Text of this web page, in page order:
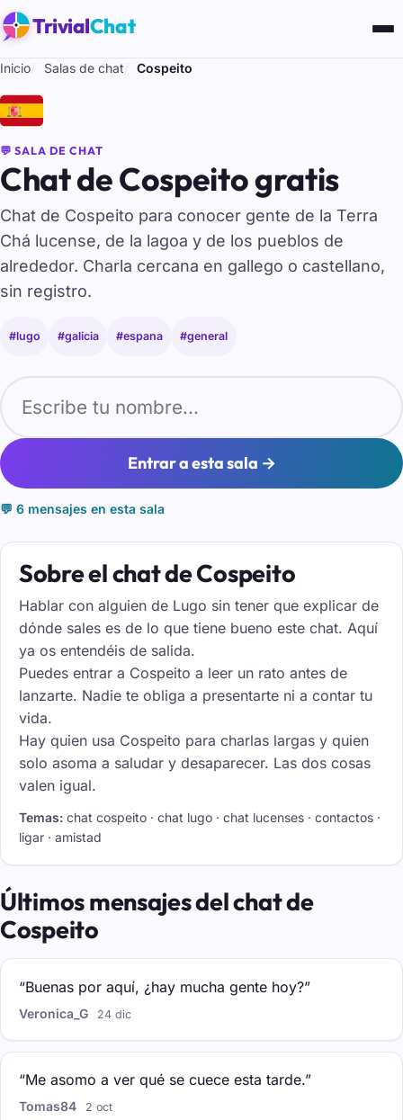
TrivialChat
Inicio Salas de chat Cospeito
🇪🇸
💬 SALA DE CHAT
Chat de Cospeito gratis
Chat de Cospeito para conocer gente de la Terra
Chá lucense, de la lagoa y de los pueblos de
alrededor. Charla cercana en gallego o castellano,
sin registro.
#lugo #galicia #espana #general
Entrar a esta sala →
💬 6 mensajes en esta sala
Sobre el chat de Cospeito
Hablar con alguien de Lugo sin tener que explicar de
dónde sales es de lo que tiene bueno este chat. Aquí
ya os entendéis de salida.
Puedes entrar a Cospeito a leer un rato antes de
lanzarte. Nadie te obliga a presentarte ni a contar tu
vida.
Hay quien usa Cospeito para charlas largas y quien
solo asoma a saludar y desaparecer. Las dos cosas
valen igual.
Temas: chat cospeito · chat lugo · chat lucenses · contactos ·
ligar · amistad
Últimos mensajes del chat de
Cospeito
“Buenas por aquí, ¿hay mucha gente hoy?”
Veronica_G 24 dic
“Me asomo a ver qué se cuece esta tarde.”
Tomas84 2 oct